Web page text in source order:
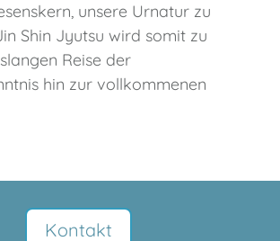
unsere Urnatur zu
Shin Jyutsu wird somit zu
Reise der
hin zur vollkommenen
Kontakt